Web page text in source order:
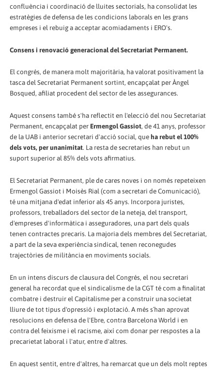
confluència i coordinació de lluites sectorials, ha consolidat les
estratègies de defensa de les condicions laborals en les grans
empreses i el rebuig a acceptar acomiadaments i ERO's.
Consens i renovació generacional del Secretariat Permanent.
El congrés, de manera molt majoritària, ha valorat positivament la
tasca del Secretariat Permanent sortint, encapçalat per Àngel
Bosqued, afiliat procedent del sector de les assegurances.
Aquest consens també s'ha reflectit en l'elecció del nou Secretariat
Permanent, encapçalat per Ermengol Gassiot, de 41 anys, professor
de la UAB i anterior secretari d'acció social, queha rebut el 100%
dels vots, per unanimitat. La resta de secretaries han rebut un
suport superior al 85% dels vots afirmatius.
El Secretariat Permanent, ple de cares noves i on només repeteixen
Ermengol Gassiot i Moisès Rial (com a secretari de Comunicació),
té una mitjana d'edat inferior als 45 anys. Incorpora juristes,
professors, treballadors del sector de la neteja, del transport,
d'empreses d'informàtica i asseguradores, una part dels quals
tenen contractes precaris. La majoria dels membres del Secretariat,
a part de la seva experiència sindical, tenen reconegudes
trajectòries de militància en moviments socials.
En un intens discurs de clausura del Congrés, el nou secretari
general ha recordat que el sindicalisme de la CGT té com a finalitat
combatre i destruir el Capitalisme per a construir una societat
lliure de tot tipus d'opressió i explotació. A més s´han aprovat
resolucions en defensa de l'Ebre, contra Barcelona World i en
contra del feixisme i el racisme, així com donar per respostes a la
precarietat laboral i l'atur, entre d'altres.
En aquest sentit, entre d'altres, ha remarcat que un dels molt reptes